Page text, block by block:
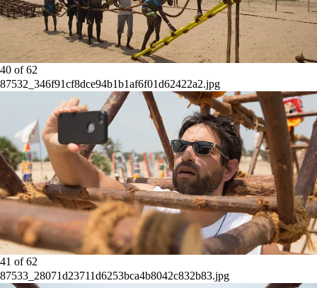
40 of62
87532_346f91cf8dce94b1b1af6f01d62422a2.jpg
41 of62
87533_28071d23711d6253bca4b8042c832b83.jpg